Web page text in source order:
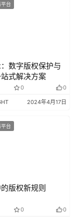
台
数字版权保护与
式解决方案
0 0
2024年4月17日
台
版权新规则
0 0